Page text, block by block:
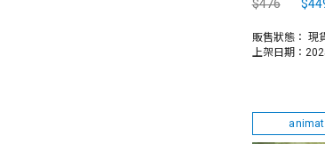
$476
販售狀態： 現
上架日期：